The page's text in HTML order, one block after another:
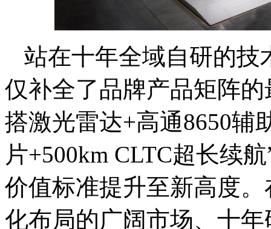
站在十年全域自研的技
仅补全了品牌产品矩阵
搭激光雷达+高通8650辅
片+500km CLTC超长续
价值标准提升至新高度
化布局的广阔市场、十